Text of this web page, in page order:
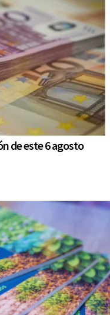
de este 6 agosto